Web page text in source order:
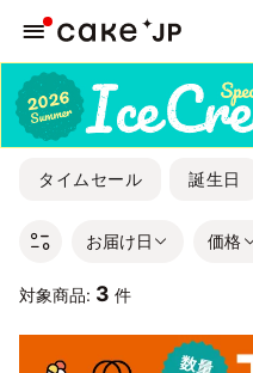
タイムセール 誕生日
お届け日 価格
対象商品: 3 件